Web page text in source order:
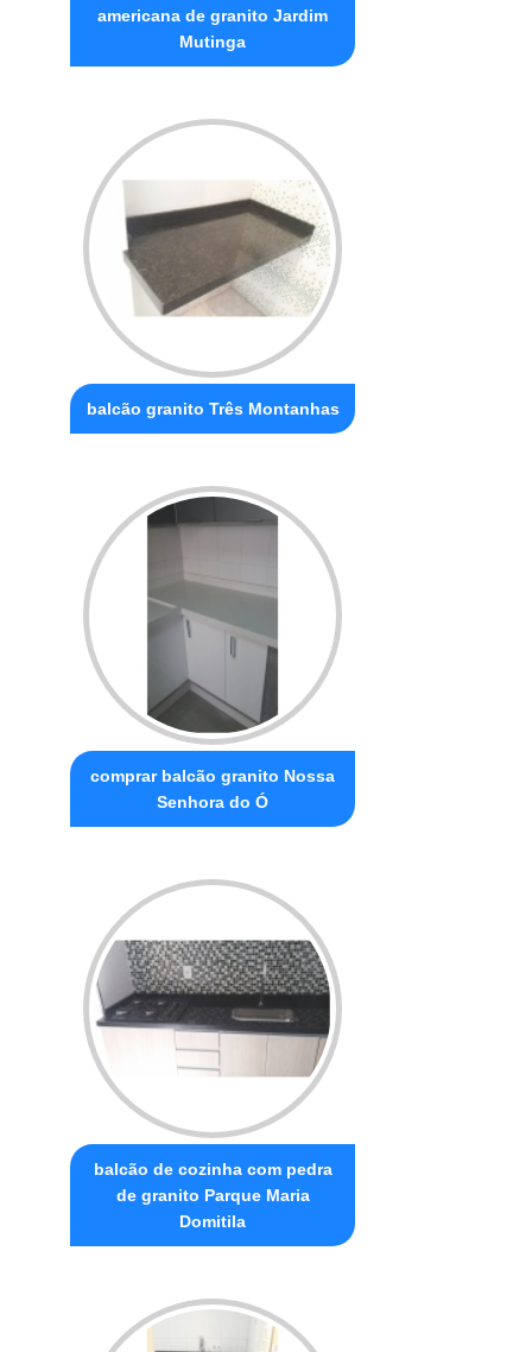
americana de granito Jardim
Mutinga
balcão granito Três Montanhas
comprar balcão granito Nossa
Senhora do Ó
balcão de cozinha com pedra
de granito Parque Maria
Domitila